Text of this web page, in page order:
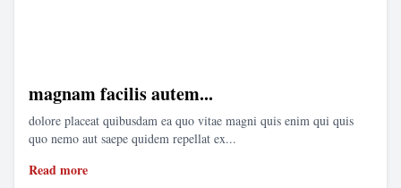
magnam facilis autem...
dolore placeat quibusdam ea quo vitae magni quis enim qui quis
quo nemo aut saepe quidem repellat ex...
Read more